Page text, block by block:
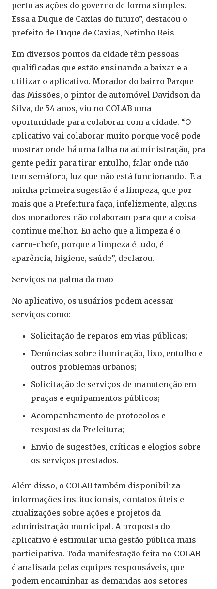
perto as ações do governo de forma simples.
Essa a Duque de Caxias do futuro”, destacou o
prefeito de Duque de Caxias, Netinho Reis.
Em diversos pontos da cidade têm pessoas
qualificadas que estão ensinando a baixar e a
utilizar o aplicativo. Morador do bairro Parque
das Missões, o pintor de automóvel Davidson da
Silva, de 54 anos, viu no COLAB uma
oportunidade para colaborar com a cidade. “O
aplicativo vai colaborar muito porque você pode
mostrar onde há uma falha na administração, pra
gente pedir para tirar entulho, falar onde não
tem semáforo, luz que não está funcionando. E a
minha primeira sugestão é a limpeza, que por
mais que a Prefeitura faça, infelizmente, alguns
dos moradores não colaboram para que a coisa
continue melhor. Eu acho que a limpeza é o
carro-chefe, porque a limpeza é tudo, é
aparência, higiene, saúde”, declarou.
Serviços na palma da mão
No aplicativo, os usuários podem acessar
serviços como:
Solicitação de reparos em vias públicas;
Denúncias sobre iluminação, lixo, entulho e
outros problemas urbanos;
Solicitação de serviços de manutenção em
praças e equipamentos públicos;
Acompanhamento de protocolos e
respostas da Prefeitura;
Envio de sugestões, críticas e elogios sobre
os serviços prestados.
Além disso, o COLAB também disponibiliza
informações institucionais, contatos úteis e
atualizações sobre ações e projetos da
administração municipal. A proposta do
aplicativo é estimular uma gestão pública mais
participativa. Toda manifestação feita no COLAB
é analisada pelas equipes responsáveis, que
podem encaminhar as demandas aos setores